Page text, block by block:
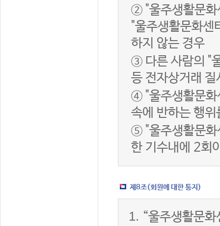
② "울주생활문화
"울주생활문화센
하지 않는 경우
③ 다른 사람의 "
등 전자상거래
④ "울주생활문화
속에 반하는 행
⑤ "울주생활문화
한 기수내에 2회
제8조(회원에 대한 통지)
1. “울주생활문